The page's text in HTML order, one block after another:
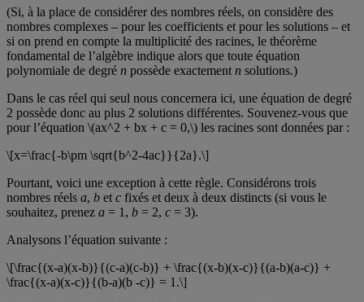
(Si, à la place de considérer des nombres réels, on considère des
nombres complexes – pour les coefficients et pour les solutions – et
si on prend en compte la multiplicité des racines, le théorème
fondamental de l’algèbre indique alors que toute équation
polynomiale de degré n possède exactement n solutions.)
Dans le cas réel qui seul nous concernera ici, une équation de degré
2 possède donc au plus 2 solutions différentes. Souvenez-vous que
pour l’équation \(ax^2 + bx + c = 0,\) les racines sont données par :
\[x=\frac{-b\pm \sqrt{b^2-4ac}}{2a}.\]
Pourtant, voici une exception à cette règle. Considérons trois
nombres réels a, b et c fixés et deux à deux distincts (si vous le
souhaitez, prenez a = 1, b = 2, c = 3).
Analysons l’équation suivante :
\[\frac{(x-a)(x-b)}{(c-a)(c-b)} + \frac{(x-b)(x-c)}{(a-b)(a-c)} +
\frac{(x-a)(x-c)}{(b-a)(b -c)} = 1.\]